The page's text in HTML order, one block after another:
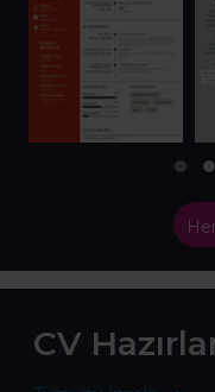
CV